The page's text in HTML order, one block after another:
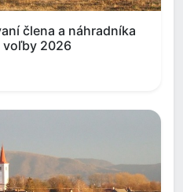
člena a náhradníka
voľby 2026